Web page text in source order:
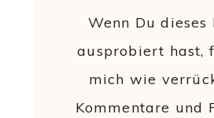
Wenn Du dieses
ausprobiert hast,
mich wie
Kommentare und